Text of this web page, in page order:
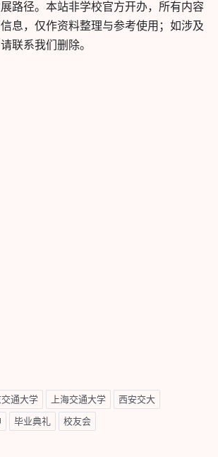
路径。本站非学校官方开办，所有内容
息，仅作资料整理与参考使用；如涉及
联系我们删除。
通大学 上海交通大学 西安交大
毕业典礼 校友会